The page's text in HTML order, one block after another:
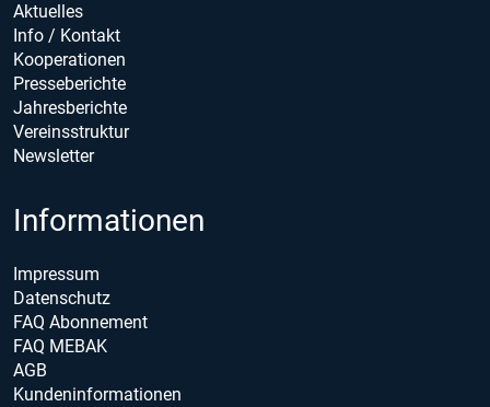
Aktuelles
Info / Kontakt
Kooperationen
Presseberichte
Jahresberichte
Vereinsstruktur
Newsletter
Informationen
Impressum
Datenschutz
FAQ Abonnement
FAQ MEBAK
AGB
Kundeninformationen